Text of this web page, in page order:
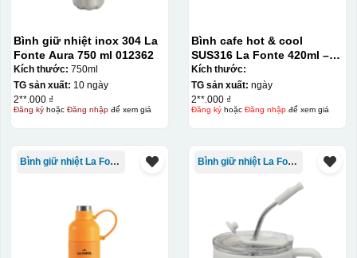
Chén sau khi được dán xong (chưa nung)
Bình giữ nhiệt inox 304 La
Fonte Aura 750 ml 012362
Kích thước: 750ml
TG sản xuất: 10 ngày
2**.000 ₫
Đăng kýhoặc Đăng nhậpđể xem giá
Bình cafe hot & cool
SUS316 La Fonte 420ml –
012775
Kích thước:
TG sản xuất: ngày
2**.000 ₫
Đăng kýhoặc Đăng nhậpđể xem giá
Bình giữ nhiệt La Fonte Bình giữ nhiệt La Fonte